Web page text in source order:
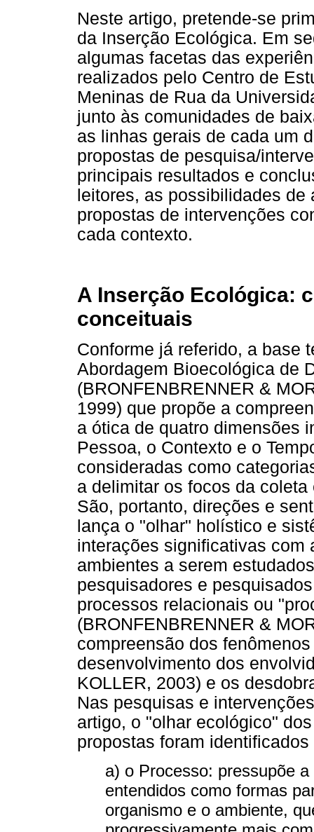
Neste artigo, pretende-se
da Inserção Ecológica. Em
algumas facetas das
realizados pelo Centro de
Meninas de Rua da
junto às comunidades de
as linhas gerais de cada um
propostas de pesquisa/
principais resultados e
leitores, as possibilidades
propostas de intervenções
cada contexto.
A Inserção Ecológica:
conceituais
Conforme já referido, a base
Abordagem Bioecológica de
(BRONFENBRENNER &
1999) que propõe a
a ótica de quatro dimensões
Pessoa, o Contexto e o
consideradas como
a delimitar os focos da
São, portanto, direções e
lança o "olhar" holístico e
interações significativas com
ambientes a serem
pesquisadores e
processos relacionais ou
(BRONFENBRENNER &
compreensão dos
desenvolvimento dos
KOLLER, 2003) e os
Nas pesquisas e
artigo, o "olhar ecológico"
propostas foram
a) o Processo: pressupõe
entendidos como formas
organismo e o ambiente,